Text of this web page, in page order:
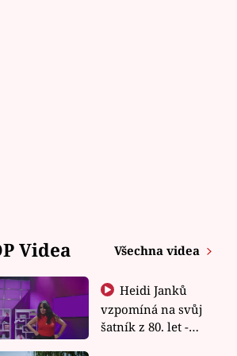
Videa Všechna videa
Heidi Janků
vzpomíná na svůj
šatník z 80. let -